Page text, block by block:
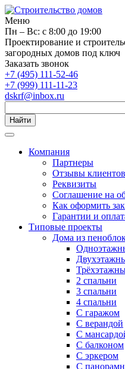
Меню
Пн – Вс: с 8:00 до 19:00
Проектирование и
загородных домов под ключ
Заказать звонок
+7 (495) 111-52-46
+7 (999) 111-11-23
dskrf@inbox.ru
Найти
Компания
Партнеры
Отзывы клиентов
Реквизиты
Соглашение на
Как оформить
Гарантии и
Типовые проекты
Дома из
2 спальни
3 спальни
4 спальни
С гаражом
С верандой
С
С балконом
C эркером
С